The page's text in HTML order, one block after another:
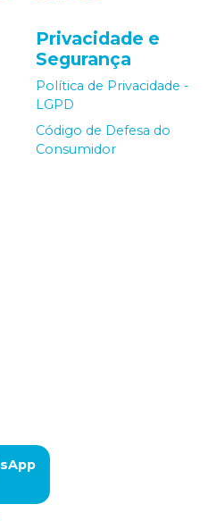
Privacidade e
Segurança
Política de Privacidade -
LGPD
Código de Defesa do
Consumidor